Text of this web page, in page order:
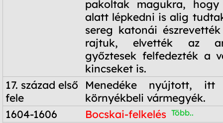
pakoltak magukra,
alatt lépkedni is alig
sereg katonái
rajtuk, elvették az
győztesek felfedezték a
kincseket is.
17. század első
fele
Menedéke nyújtott, itt
környékbeli vármegyék.
1604-1606
Bocskai-felkelés Több..